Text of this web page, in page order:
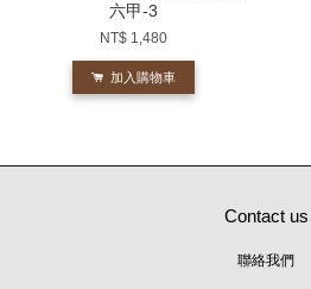
六甲-3
NT$ 1,480
加入購物車
Contact us
聯絡我們